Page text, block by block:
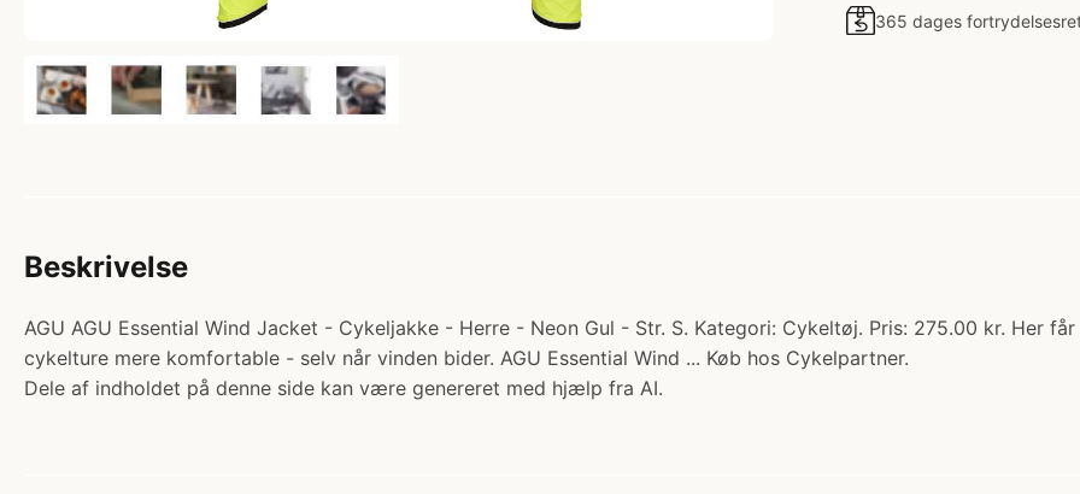
365 dages
Beskrivelse
AGU AGU Essential Wind Jacket - Cykeljakke - Herre - Neon Gul - Str. S. Kategori: Cykeltøj. Pris: 275.00 kr. Her
cykelture mere komfortable - selv når vinden bider. AGU Essential Wind ... Køb hos Cykelpartner.
Dele af indholdet på denne side kan være genereret med hjælp fra AI.